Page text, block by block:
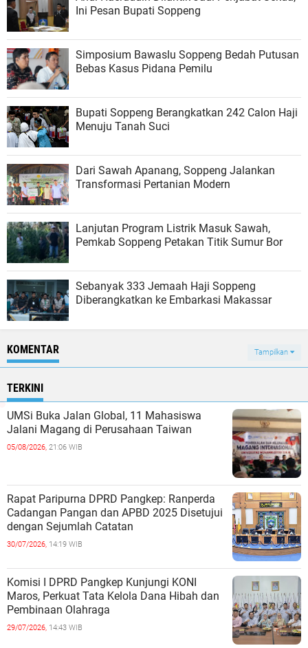
Ini Pesan Bupati Soppeng
Simposium Bawaslu Soppeng Bedah Putusan
Bebas Kasus Pidana Pemilu
Bupati Soppeng Berangkatkan 242 Calon Haji
Menuju Tanah Suci
Dari Sawah Apanang, Soppeng Jalankan
Transformasi Pertanian Modern
Lanjutan Program Listrik Masuk Sawah,
Pemkab Soppeng Petakan Titik Sumur Bor
Sebanyak 333 Jemaah Haji Soppeng
Diberangkatkan ke Embarkasi Makassar
KOMENTAR Tampilkan
TERKINI
UMSi Buka Jalan Global, 11 Mahasiswa
Jalani Magang di Perusahaan Taiwan
05/08/2026, 21:06 WIB
Rapat Paripurna DPRD Pangkep: Ranperda
Cadangan Pangan dan APBD 2025 Disetujui
dengan Sejumlah Catatan
30/07/2026, 14:19 WIB
Komisi I DPRD Pangkep Kunjungi KONI
Maros, Perkuat Tata Kelola Dana Hibah dan
Pembinaan Olahraga
29/07/2026, 14:43 WIB